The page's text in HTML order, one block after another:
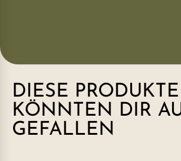
DIESE PRODUKTE
KÖNNTEN DIR
GEFALLEN